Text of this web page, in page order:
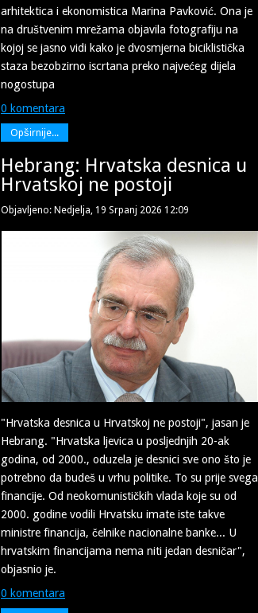
arhitektica i ekonomistica Marina Pavković. Ona je
na društvenim mrežama objavila fotografiju na
kojoj se jasno vidi kako je dvosmjerna biciklistička
staza bezobzirno iscrtana preko najvećeg dijela
nogostupa
0 komentara
Opširnije...
Hebrang: Hrvatska desnica u
Hrvatskoj ne postoji
Objavljeno: Nedjelja, 19 Srpanj 2026 12:09
"Hrvatska desnica u Hrvatskoj ne postoji", jasan je
Hebrang. "Hrvatska ljevica u posljednjih 20-ak
godina, od 2000., oduzela je desnici sve ono što je
potrebno da budeš u vrhu politike. To su prije svega
financije. Od neokomunističkih vlada koje su od
2000. godine vodili Hrvatsku imate iste takve
ministre financija, čelnike nacionalne banke... U
hrvatskim financijama nema niti jedan desničar",
objasnio je.
0 komentara